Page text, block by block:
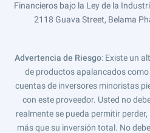
Financieros bajo la Ley de la
2118 Guava Street, Belama
Advertencia de Riesgo: Existe un
de productos apalancados como
cuentas de inversores minoristas
con este proveedor. Usted no
realmente se pueda permitir
más que su inversión total. No